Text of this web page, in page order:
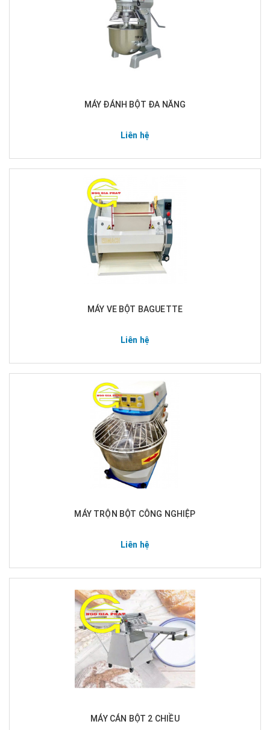
MÁY ĐÁNH BỘT ĐA NĂNG
Liên hệ
MÁY VE BỘT BAGUETTE
Liên hệ
MÁY TRỘN BỘT CÔNG NGHIỆP
Liên hệ
MÁY CÁN BỘT 2 CHIỀU